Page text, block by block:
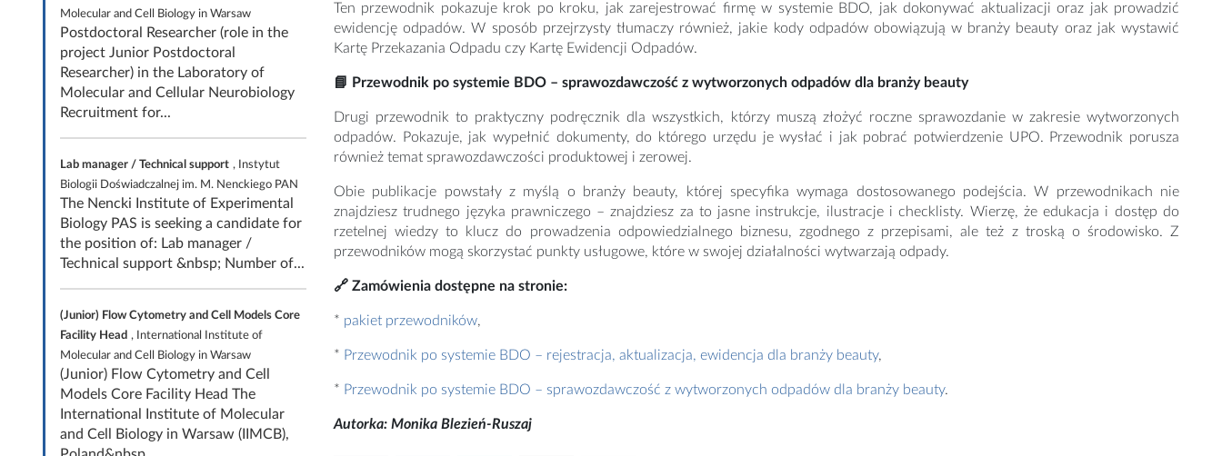
Molecular and Cell Biology in Warsaw
Postdoctoral Researcher (role in the
project Junior Postdoctoral
Researcher) in the Laboratory of
Molecular and Cellular Neurobiology
Recruitment for...
Lab manager / Technical support , Instytut
Biologii Doświadczalnej im. M. Nenckiego PAN
The Nencki Institute of Experimental
Biology PAS is seeking a candidate for
the position of: Lab manager /
Technical support &nbsp; Number of...
(Junior) Flow Cytometry and Cell Models Core
Facility Head , International Institute of
Molecular and Cell Biology in Warsaw
(Junior) Flow Cytometry and Cell
Models Core Facility Head The
International Institute of Molecular
and Cell Biology in Warsaw (IIMCB),
Ten przewodnik pokazuje krok po kroku, jak zarejestrować firmę w systemie BDO, jak dokonywać aktualizacji oraz jak prowadzić
ewidencję odpadów. W sposób przejrzysty tłumaczy również, jakie kody odpadów obowiązują w branży beauty oraz jak wystawić
Kartę Przekazania Odpadu czy Kartę Ewidencji Odpadów.
📘 Przewodnik po systemie BDO – sprawozdawczość z wytworzonych odpadów dla branży beauty
Drugi przewodnik to praktyczny podręcznik dla wszystkich, którzy muszą złożyć roczne sprawozdanie w zakresie wytworzonych
odpadów. Pokazuje, jak wypełnić dokumenty, do którego urzędu je wysłać i jak pobrać potwierdzenie UPO. Przewodnik porusza
również temat sprawozdawczości produktowej i zerowej.
Obie publikacje powstały z myślą o branży beauty, której specyfika wymaga dostosowanego podejścia. W przewodnikach nie
znajdziesz trudnego języka prawniczego – znajdziesz za to jasne instrukcje, ilustracje i checklisty. Wierzę, że edukacja i dostęp do
rzetelnej wiedzy to klucz do prowadzenia odpowiedzialnego biznesu, zgodnego z przepisami, ale też z troską o środowisko. Z
przewodników mogą skorzystać punkty usługowe, które w swojej działalności wytwarzają odpady.
🔗 Zamówienia dostępne na stronie:
* pakiet przewodników,
* Przewodnik po systemie BDO – rejestracja, aktualizacja, ewidencja dla branży beauty,
* Przewodnik po systemie BDO – sprawozdawczość z wytworzonych odpadów dla branży beauty.
Autorka: Monika Blezień-Ruszaj